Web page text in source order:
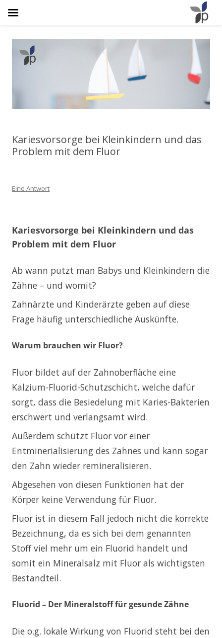
Osteopathie Plathner
Natürlich Schmerzfrei
Kariesvorsorge bei Kleinkindern und das
Problem mit dem Fluor
Eine Antwort
Kariesvorsorge bei Kleinkindern und das
Problem mit dem Fluor
Ab wann putzt man Babys und Kleinkindern die
Zähne – und womit?
Zahnärzte und Kinderärzte geben auf diese
Frage häufig unterschiedliche Auskünfte.
Warum brauchen wir Fluor?
Fluor bildet auf der Zahnoberfläche eine
Kalzium-Fluorid-Schutzschicht, welche dafür
sorgt, dass die Besiedelung mit Karies-Bakterien
erschwert und verlangsamt wird.
Außerdem schützt Fluor vor einer
Entminerialisierung des Zahnes und kann sogar
den Zahn wieder remineralisieren.
Abgesehen von diesen Funktionen hat der
Körper keine Verwendung für Fluor.
Fluor ist in diesem Fall jedoch nicht die korrekte
Bezeichnung, da es sich bei dem genannten
Stoff viel mehr um ein Fluorid handelt und
somit ein Mineralsalz mit Fluor als wichtigsten
Bestandteil.
Fluorid – Der Mineralstoff für gesunde Zähne
Die o.g. lokale Wirkung von Fluorid steht bei den